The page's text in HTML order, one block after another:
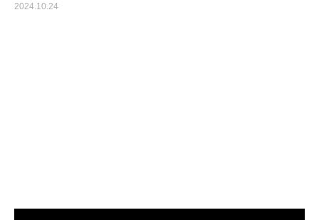
2024.10.24